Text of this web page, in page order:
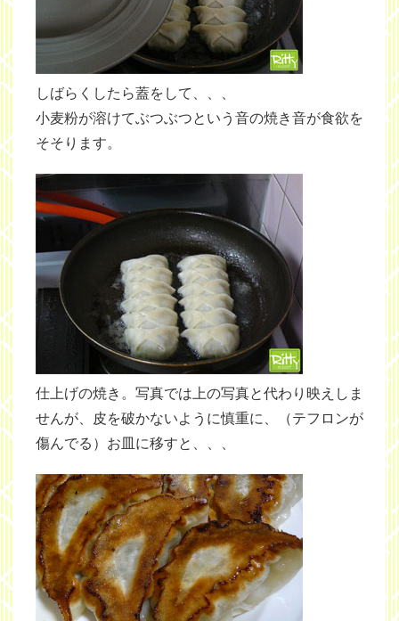
しばらくしたら蓋をして、、、
小麦粉が溶けてぶつぶつという音の焼き音が食欲を
そそります。
仕上げの焼き。写真では上の写真と代わり映えしま
せんが、皮を破かないように慎重に、（テフロンが
傷んでる）お皿に移すと、、、